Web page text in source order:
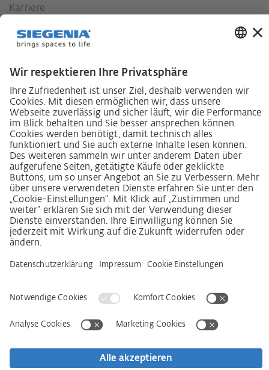
Karriere
Lieferkettensorgfaltspflichtengesetz
Lieferantenkodex
LkSG-Merkblatt für Lieferanten
Grundsatzerklärung Menschenrechtsstrategie
Beschwerdeverfahren
Impressum AGB
Datenschutz